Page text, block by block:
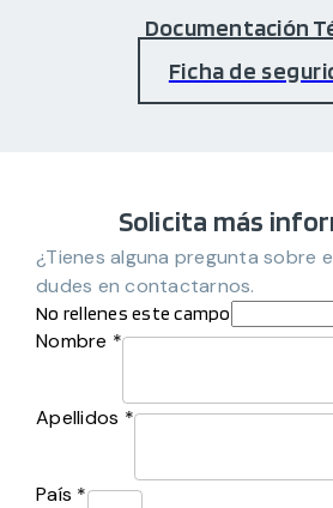
Documentación
Ficha de
Solicita más
¿Tienes alguna pregunta sobre
dudes en contactarnos.
No rellenes este campo
Nombre *
Apellidos *
País *